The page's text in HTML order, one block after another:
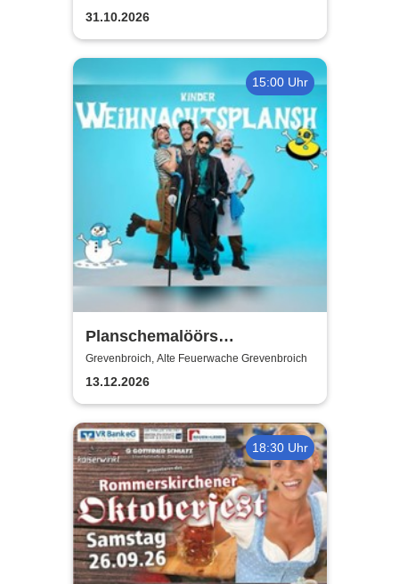
31.10.2026
15:00 Uhr
Planschemalöörs
Kinderweihnachtsplansch
Grevenbroich, Alte Feuerwache Grevenbroich
13.12.2026
18:30 Uhr